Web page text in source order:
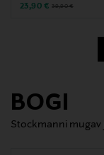
Discounted Price
23,90 € Original Price
39,90 €
BOGI
Stockmanni mugav